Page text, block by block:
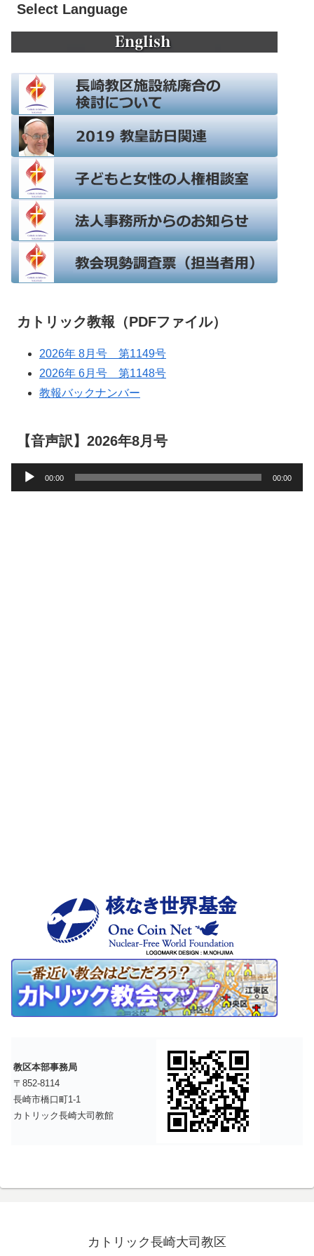
Select Language
カトリック教報（PDFファイル）
2026年 8月号 第1149号
2026年 6月号 第1148号
教報バックナンバー
【音声訳】2026年8月号
声
00:00 00:00
教区本部事務局
〒852-8114
長崎市橋口町1-1
カトリック長崎大司教館
カトリック長崎大司教区